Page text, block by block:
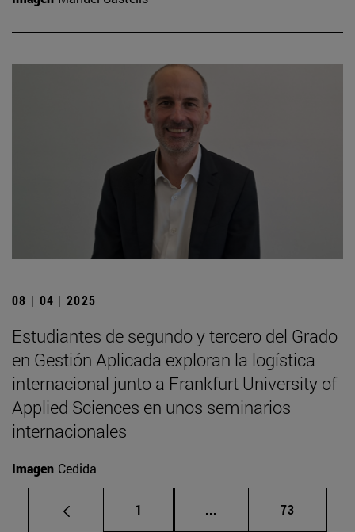
08 | 04 | 2025
Estudiantes de segundo y tercero del Grado
en Gestión Aplicada exploran la logística
internacional junto a Frankfurt University of
Applied Sciences en unos seminarios
internacionales
Imagen Cedida
Página
1 ... Páginas intermedias
Página
73